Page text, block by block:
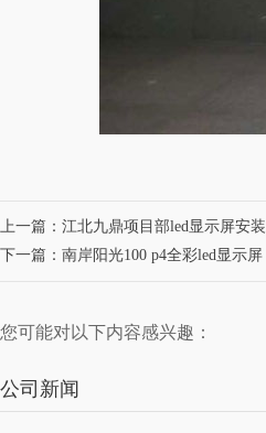
上一篇： 江北九鼎项目部led显示屏安装
下一篇： 南岸阳光100 p4全彩led显示屏
您可能对以下内容感兴趣：
公司新闻